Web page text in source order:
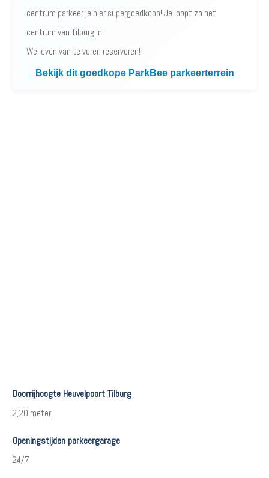
centrum parkeer je hier supergoedkoop! Je loopt zo het
centrum van Tilburg in.
Wel even van te voren reserveren!
Bekijk dit goedkope ParkBee parkeerterrein
Doorrijhoogte Heuvelpoort Tilburg
2,20 meter
Openingstijden parkeergarage
24/7